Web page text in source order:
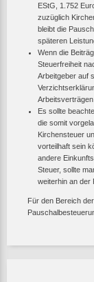
EStG, 1.752
zuzüglich
bleibt die
späteren
Wenn die
Steuerfreiheit
Arbeitgeber auf
Es sollte
die somit
Kirchensteuer
vorteilhaft sein
andere
Steuer, sollte
weiterhin an der
Für den Bereich